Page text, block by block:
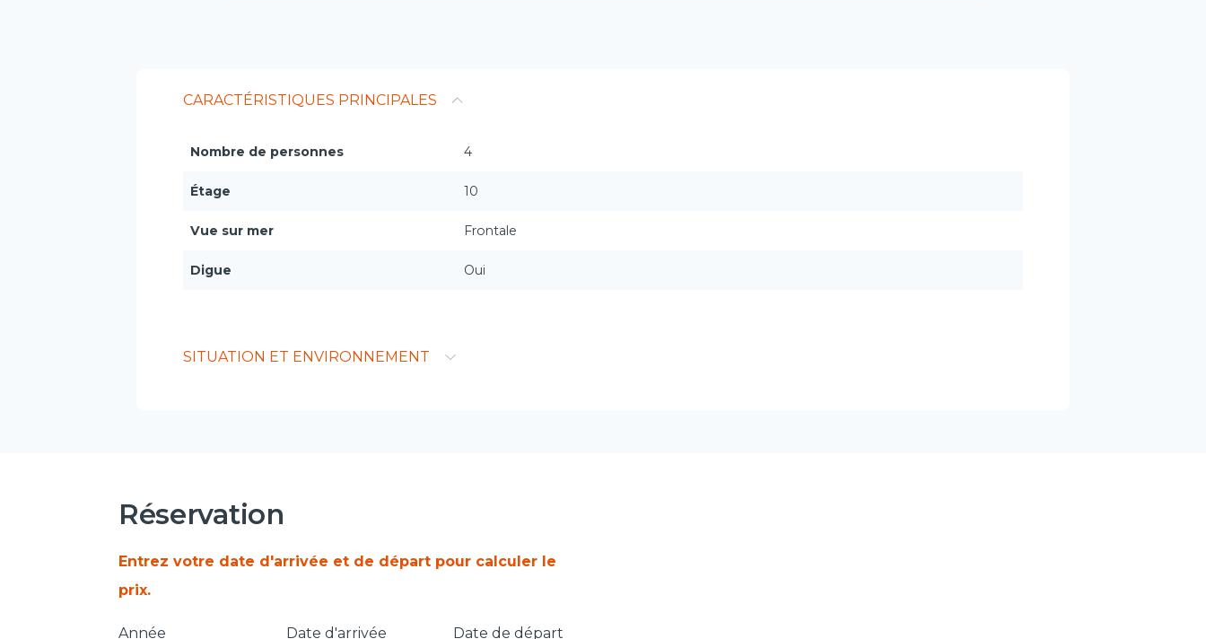
CARACTÉRISTIQUES PRINCIPALES
Nombre de personnes 4
Étage 10
Vue sur mer Frontale
Digue Oui
SITUATION ET ENVIRONNEMENT
Réservation
Entrez votre date d'arrivée et de départ pour calculer le
prix.
Année
Date d'arrivée Date de départ